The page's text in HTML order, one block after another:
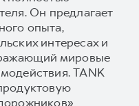
Он предлагает
опыта,
интересах и
мировые
TANK